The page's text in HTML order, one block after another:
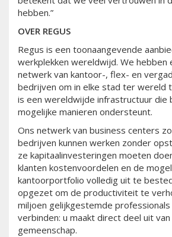
hebben.”
OVER REGUS
Regus is een toonaangevende
werkplekken wereldwijd. We hebben
netwerk van kantoor-, flex- en
bedrijven om in elke stad ter wereld
is een wereldwijde infrastructuur die
mogelijke manieren ondersteunt.
Ons netwerk van business centers
bedrijven kunnen werken zonder
ze kapitaalinvesteringen moeten
klanten kostenvoordelen en de
kantoorportfolio volledig uit te
opgezet om de productiviteit te
miljoen gelijkgestemde
verbinden: u maakt direct deel uit
gemeenschap.